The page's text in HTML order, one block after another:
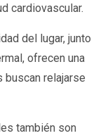
cardiovascular.
del lugar, junto
ofrecen una
buscan relajarse
también son